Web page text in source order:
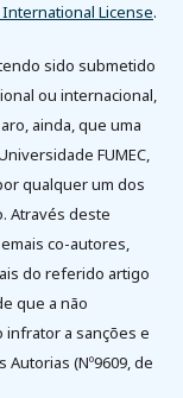
License.
sido submetido
ou internacional,
ainda, que uma
FUMEC,
qualquer um dos
Através deste
co-autores,
do referido artigo
que a não
a sanções e
(Nº9609, de